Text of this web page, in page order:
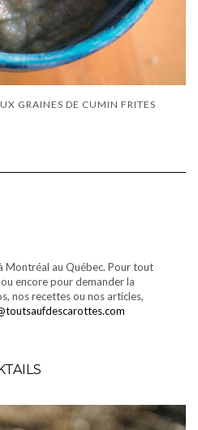
GRAINES DE CUMIN FRITES
Montréal au Québec. Pour tout
encore pour demander la
nos recettes ou nos articles,